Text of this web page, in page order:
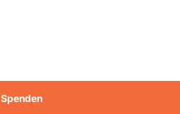
Spenden